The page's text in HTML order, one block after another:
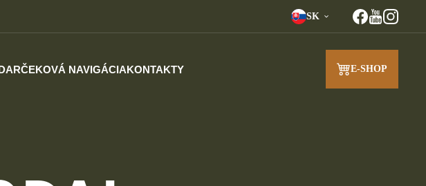
SK
NAVIGÁCIAKONTAKTY E-SHOP